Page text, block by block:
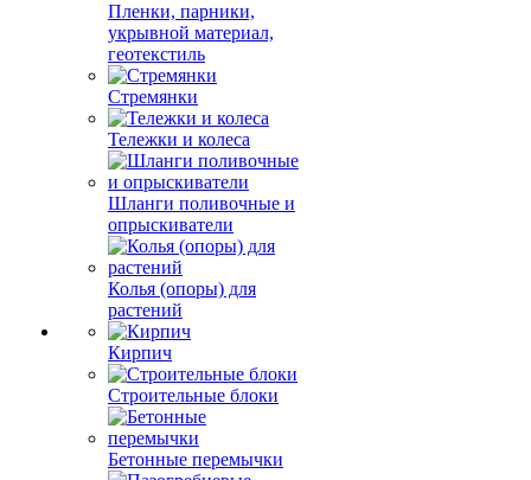
Пленки, парники,
укрывной материал,
геотекстиль
Стремянки
Тележки и колеса
Шланги поливочные и
опрыскиватели
Колья (опоры) для
растений
Кирпич
Строительные блоки
Бетонные перемычки